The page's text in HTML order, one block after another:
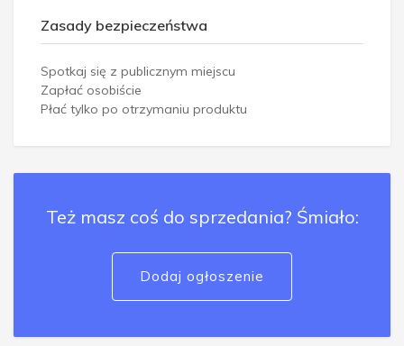
Zasady bezpieczeństwa
Spotkaj się z publicznym miejscu
Zapłać osobiście
Płać tylko po otrzymaniu produktu
Też masz coś do sprzedania? Śmiało:
Dodaj ogłoszenie